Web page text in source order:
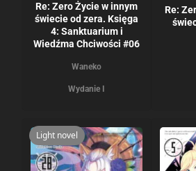
Re: Zero Życie w innym
świecie od zera. Księga
4: Sanktuarium i
Wiedźma Chciwości #06
Waneko
Wydanie I
Re:
Light novel